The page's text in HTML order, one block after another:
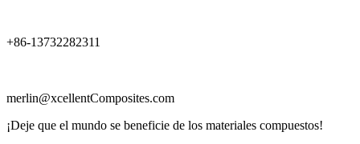
+86-13732282311
merlin@xcellentComposites.com
¡Deje que el mundo se beneficie de los materiales compuestos!